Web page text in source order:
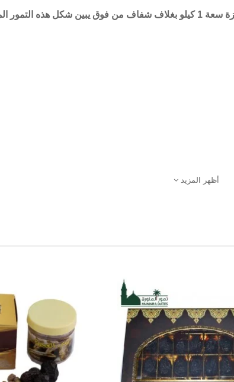
يقدم لكم في علبة زرقاء مميزة سعة 1 كيلو بغلاف شفاف من فوق يبين شكل هذه
أظهر المزيد